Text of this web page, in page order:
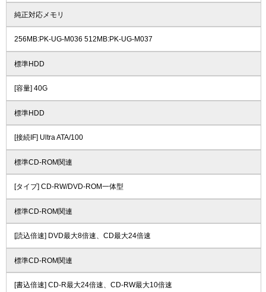
純正対応メモリ
256MB:PK-UG-M036 512MB:PK-UG-M037
標準HDD
[容量] 40G
標準HDD
[接続IF] Ultra ATA/100
標準CD-ROM関連
[タイプ] CD-RW/DVD-ROM一体型
標準CD-ROM関連
[読込倍速] DVD最大8倍速、CD最大24倍速
標準CD-ROM関連
[書込倍速] CD-R最大24倍速、CD-RW最大10倍速